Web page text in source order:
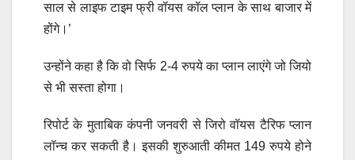
साल से लाइफ टाइम फ्री वॉयस कॉल प्लान के साथ बाजार में
होंगे।’
उन्होंने कहा है कि वो सिर्फ 2-4 रुपये का प्लान लाएंगे जो जियो
से भी सस्ता होगा।
रिपोर्ट के मुताबिक कंपनी जनवरी से जिरो वॉयस टैरिफ प्लान
लॉन्च कर सकती है। इसकी शुरुआती कीमत 149 रुपये होने